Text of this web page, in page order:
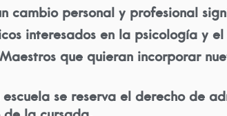
cambio personal y profesional
interesados en la psicología y
que quieran incorporar
se reserva el derecho de